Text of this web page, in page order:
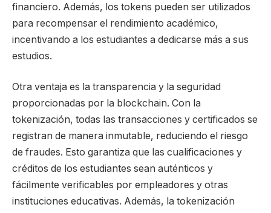
financiero. Además, los tokens pueden ser utilizados
para recompensar el rendimiento académico,
incentivando a los estudiantes a dedicarse más a sus
estudios.
Otra ventaja es la transparencia y la seguridad
proporcionadas por la blockchain. Con la
tokenización, todas las transacciones y certificados se
registran de manera inmutable, reduciendo el riesgo
de fraudes. Esto garantiza que las cualificaciones y
créditos de los estudiantes sean auténticos y
fácilmente verificables por empleadores y otras
instituciones educativas. Además, la tokenización